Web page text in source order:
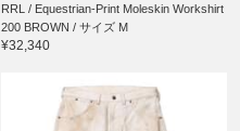
RRL / Equestrian-Print Moleskin Workshirt
200 BROWN / サイズ M
¥32,340